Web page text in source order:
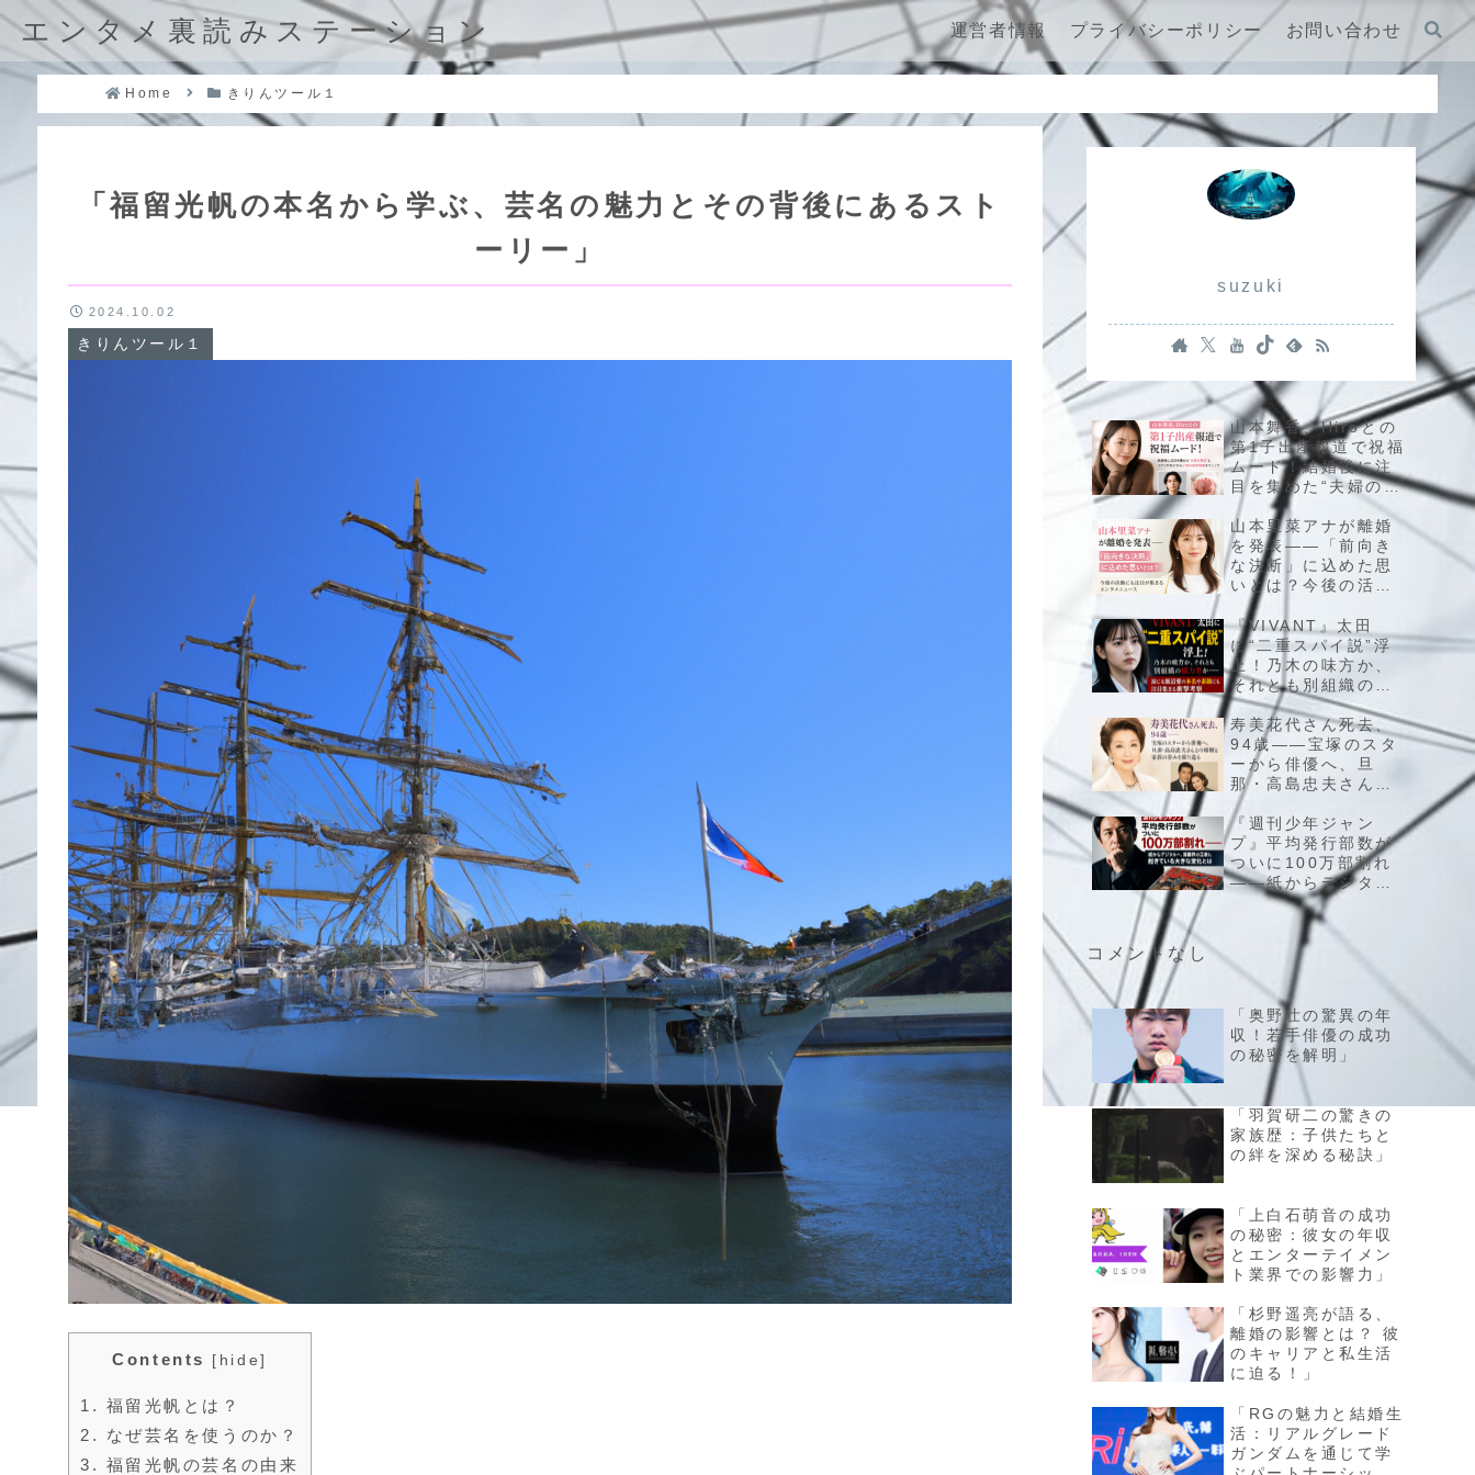
エンタメ裏読みステーション 運営者情報 プライバシーポリシー お問い合わせ
Home きりんツール１
「福留光帆の本名から学ぶ、芸名の魅力とその背後にあるスト
ーリー」
きりんツール１
2024.10.02
Contents [ hide]
1. 福留光帆とは？
2.
なぜ芸名を使うのか？
3. 福留光帆の芸名の由来
suzuki
山本舞香、Hiroとの
第1子出産報道で祝福
ムード！結婚後に注
目を集めた“夫婦の現
在”とファンが気にな
る子供の最新情報を
チェック
山本里菜アナが離婚
を発表――「前向き
な決断」に込めた思
いとは？今後の活動
にも注目が集まるエ
ンタメニュース
『VIVANT』太田
に“二重スパイ説”浮
上！乃木の味方か、
それとも別組織の協
力者か――演じる飯
沼愛の本名や素顔に
も注目集まる衝撃考
察
寿美花代さん死去、
94歳――宝塚のスタ
ーから俳優へ、旦
那・高島忠夫さんと
の結婚と家族の歩み
を振り返る
『週刊少年ジャン
プ』平均発行部数が
ついに100万部割れ
――紙からデジタル
へ、漫画界の王者に
起きている大きな変
コメントなし
「奥野壮の驚異の年
収！若手俳優の成功
の秘密を解明」
「羽賀研二の驚きの
家族歴：子供たちと
の絆を深める秘訣」
「上白石萌音の成功
の秘密：彼女の年収
とエンターテイメン
ト業界での影響力」
「杉野遥亮が語る、
離婚の影響とは？ 彼
のキャリアと私生活
に迫る！」
「RGの魅力と結婚生
活：リアルグレード
ガンダムを通じて学